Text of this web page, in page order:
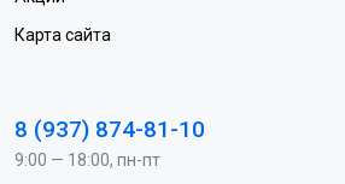
Карта сайта
8 (937) 874-81-10
9:00 — 18:00, пн-пт